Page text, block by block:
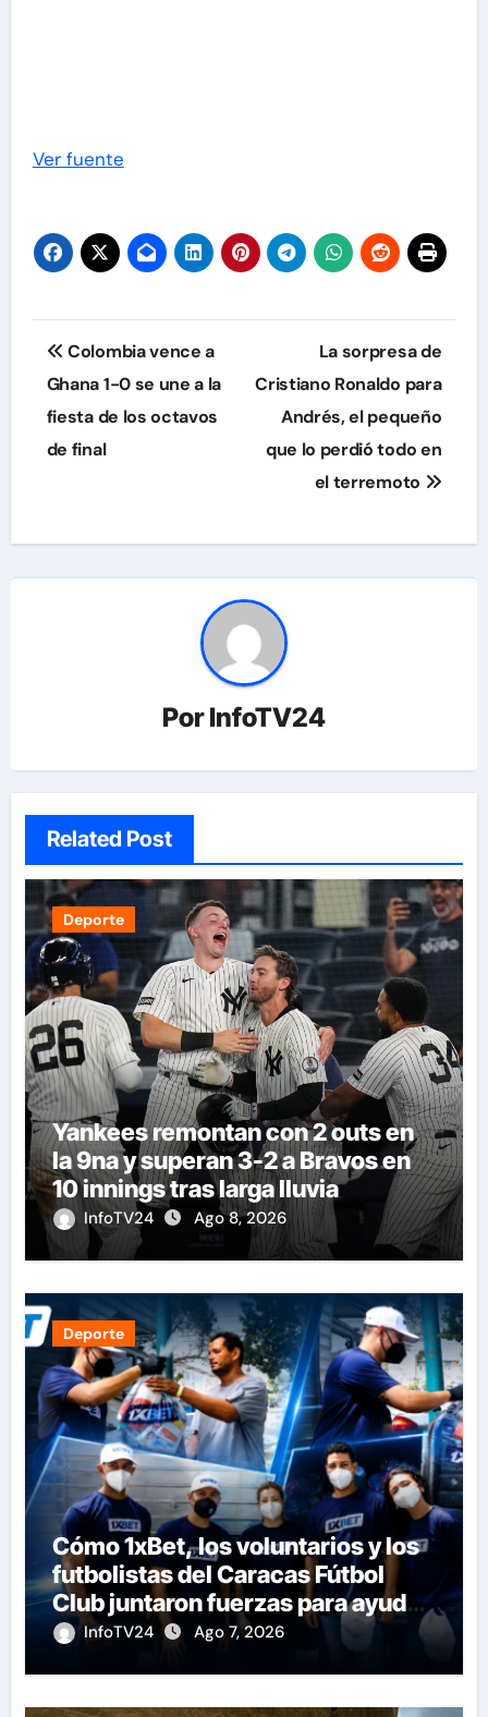
Ver fuente
Navegación
de
entradas
Colombia vence a
Ghana 1-0 se une a la
fiesta de los octavos
de final
La sorpresa de
Cristiano Ronaldo para
Andrés, el pequeño
que lo perdió todo en
el terremoto
PorInfoTV24
Related Post
Deporte
Yankees remontan con 2 outs en
la 9na y superan 3-2 a Bravos en
10 innings tras larga lluvia
InfoTV24 Ago 8, 2026
Deporte
Cómo 1xBet, los voluntarios y los
futbolistas del Caracas Fútbol
Club juntaron fuerzas para ayudar
a las familias de Venezuela
InfoTV24 Ago 7, 2026